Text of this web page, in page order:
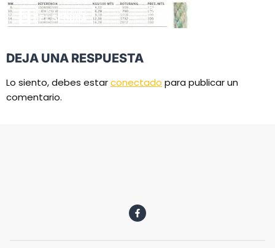
DEJA UNA RESPUESTA
Lo siento, debes estarconectado para publicar un
comentario.